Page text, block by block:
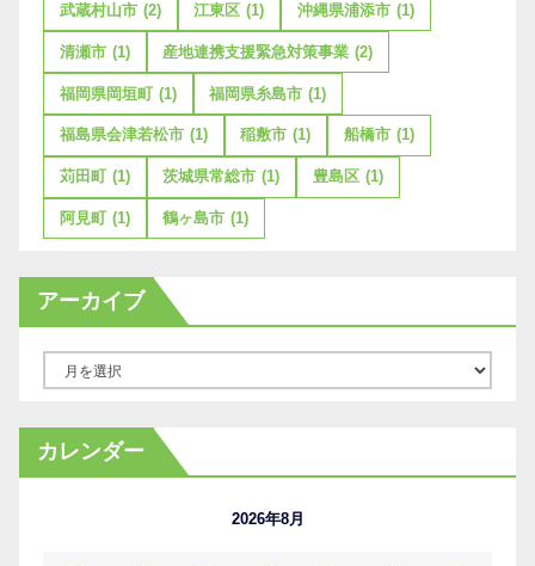
武蔵村山市 (2) 江東区 (1) 沖縄県浦添市 (1)
清瀬市 (1) 産地連携支援緊急対策事業 (2)
福岡県岡垣町 (1) 福岡県糸島市 (1)
福島県会津若松市 (1) 稲敷市 (1) 船橋市 (1)
苅田町 (1) 茨城県常総市 (1) 豊島区 (1)
阿見町 (1) 鶴ヶ島市 (1)
アーカイブ
カ
イ
カレンダー
2026年8月